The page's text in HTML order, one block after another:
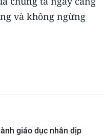
và không ngừng
giáo dục nhân dịp